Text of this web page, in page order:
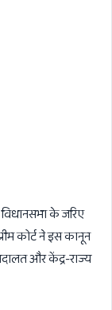
के जरिए
कोर्ट ने इस कानून
और केंद्र-राज्य